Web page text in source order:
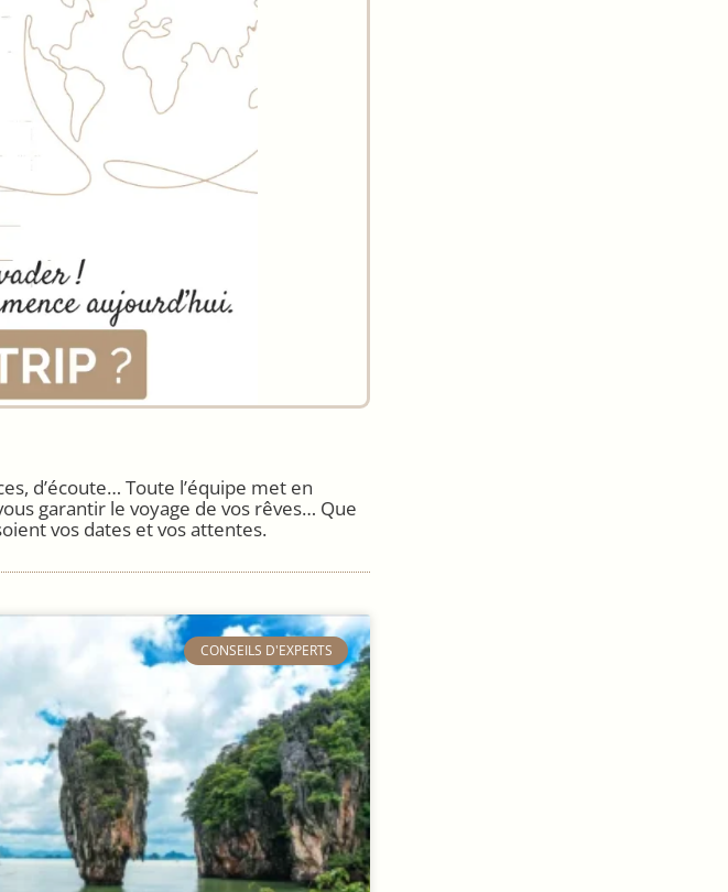
d’écoute… Toute l’équipe met en
garantir le voyage de vos rêves… Que
vos dates et vos attentes.
​CONSEILS D'EXPERTS